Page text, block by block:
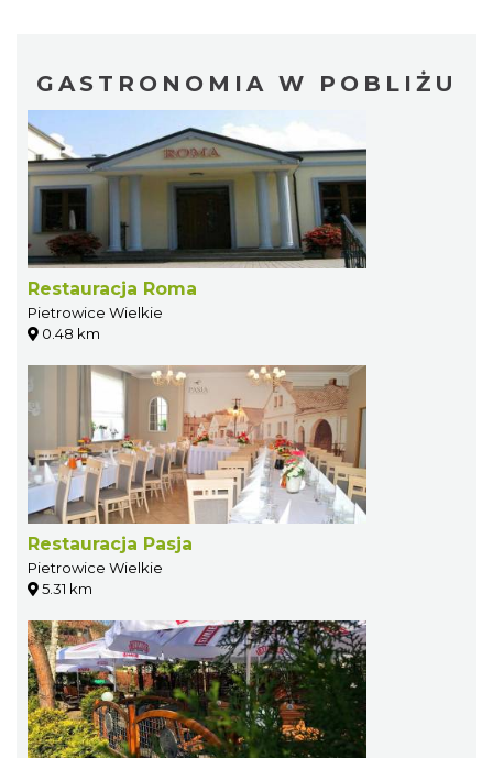
GASTRONOMIA W POBLIŻU
Restauracja Roma
Pietrowice Wielkie
0.48 km
Restauracja Pasja
Pietrowice Wielkie
5.31 km